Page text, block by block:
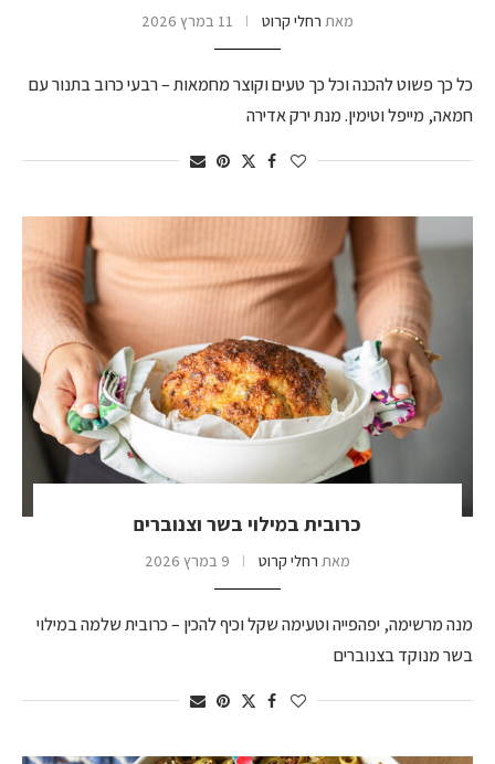
מאת רחלי קרוט 11 במרץ 2026
כל כך פשוט להכנה וכל כך טעים וקוצר מחמאות – רבעי כרוב בתנור עם
חמאה, מייפל וטימין. מנת ירק אדירה
כרובית במילוי בשר וצנוברים
מאת רחלי קרוט 9 במרץ 2026
מנה מרשימה, יפהפייה וטעימה שקל וכיף להכין – כרובית שלמה במילוי
בשר מנוקד בצנוברים